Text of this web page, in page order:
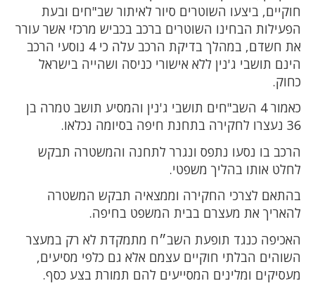
חוקיים, ביצעו השוטרים סיור לאיתור שב"חים ובעת
הפעילות הבחינו השוטרים ברכב בכביש מרכזי אשר עורר
את חשדם, במהלך בדיקת הרכב עלה כי 4 נוסעי הרכב
הינם תושבי ג'נין ללא אישורי כניסה ושהייה בישראל
כחוק.
כאמור 4 השב"חים תושבי ג'נין והמסיע תושב טמרה בן
36 נעצרו לחקירה בתחנת חיפה בסיומה נכלאו.
הרכב בו נסעו נתפס ונגרר לתחנה והמשטרה תבקש
לחלט אותו בהליך משפטי.
בהתאם לצרכי החקירה וממצאיה תבקש המשטרה
להאריך את מעצרם בבית המשפט בחיפה.
האכיפה כנגד תופעת השב״ח מתמקדת לא רק במעצר
השוהים הבלתי חוקיים עצמם אלא גם כלפי מסיעים,
מעסיקים ומלינים המסייעים להם תמורת בצע כסף.